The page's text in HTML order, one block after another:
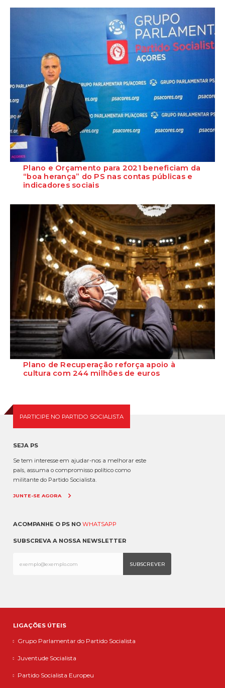
classificou ontem, no Parlamento, a ini...
Plano e Orçamento para 2021 beneficiam da
“boa herança” do PS nas contas públicas e
indicadores sociais
sobre o Plano e Orçamento para 2021,...
Plano de Recuperação reforça apoio à
cultura com 244 milhões de euros
PARTICIPE NO PARTIDO SOCIALISTA
SEJA PS
Se tem interesse em ajudar-nos a melhorar este
país, assuma o compromisso político como
militante do Partido Socialista.
JUNTE-SE AGORA
ACOMPANHE O PS NO WHATSAPP
SUBSCREVA A NOSSA NEWSLETTER
LIGAÇÕES ÚTEIS
Grupo Parlamentar do Partido Socialista
Juventude Socialista
Partido Socialista Europeu